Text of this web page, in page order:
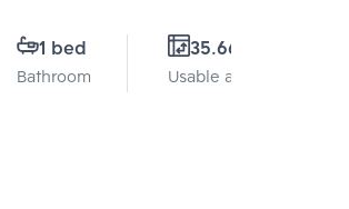
1 bed
Bathroom
35.66 Sq.m.
Usable area